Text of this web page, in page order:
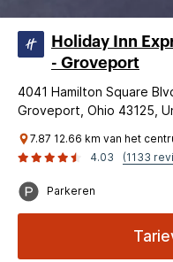
Holiday Inn
- Groveport
4041 Hamilton Square
Groveport, Ohio 43125,
7.87 12.66 km van het
4.03
(1133
Parkeren